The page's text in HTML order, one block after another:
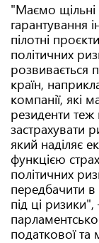
"Маємо щільні
гарантування
пілотні
політичних
розвивається
країн,
компанії, які
резиденти
застрахувати
який наділяє
функцією
політичних
передбачити в
під ці
податкової та